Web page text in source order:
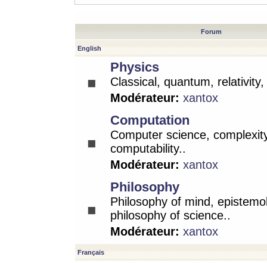
Forum
English
Physics
Classical, quantum,
Modérateur: xantox
Computation
Computer science,
computability..
Modérateur: xantox
Philosophy
Philosophy of mind,
philosophy of science..
Modérateur: xantox
Français